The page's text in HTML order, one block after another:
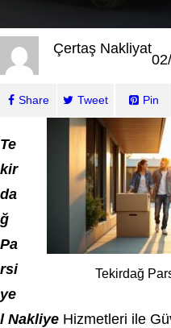
Çertaş Nakliyat
Share Tweet Pin
Tekirdağ
Te
kir
da
ğ
Pa
rsi
ye
l Nakliye Hizmetleri ile